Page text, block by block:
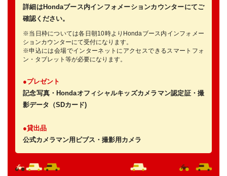
詳細はHondaブース内インフォメーションカウンターにてご
確認ください。
※当日枠については各日朝10時よりHondaブース内インフォメー
ションカウンターにて受付になります。
※申込には会場でインターネットにアクセスできるスマートフォ
ン・タブレット等が必要になります。
●プレゼント
記念写真・Hondaオフィシャルキッズカメラマン認定証・撮
影データ（SDカード)
●貸出品
公式カメラマン用ビブス・撮影用カメラ